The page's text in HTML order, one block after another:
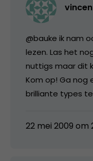
@bauke ik nam
lezen. Las het
nuttigs maar dit
Kom op! Ga nog
brilliante types
22 mei 2009 om